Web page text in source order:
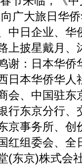
广大旅日华
中日企业、华
上披星戴月、
谢：日本华
日本华侨华人
会、中国驻东
行东京分行、
京事务所、创
红组委会、全
(东京)株式会